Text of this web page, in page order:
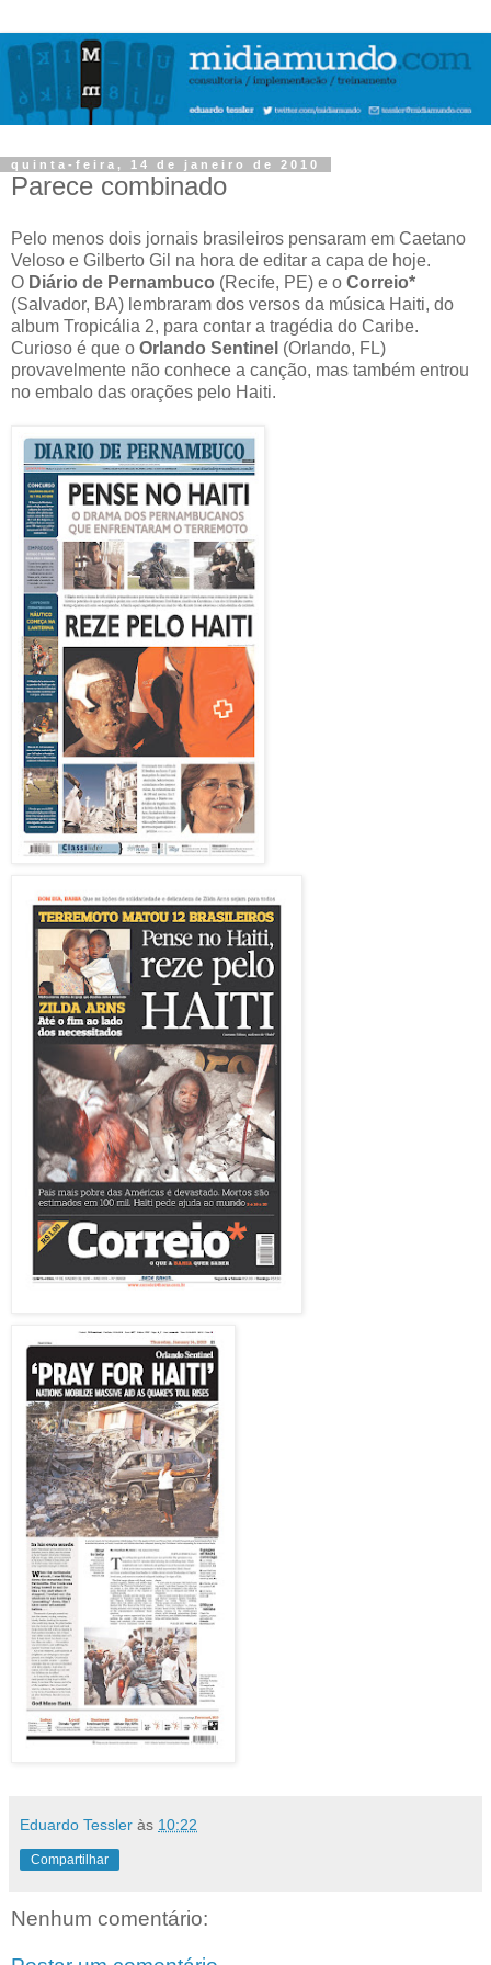
quinta-feira, 14 de janeiro de 2010
Parece combinado
Pelo menos dois jornais brasileiros pensaram em Caetano
Veloso e Gilberto Gil na hora de editar a capa de hoje.
O Diário de Pernambuco (Recife, PE) e o Correio*
(Salvador, BA) lembraram dos versos da música Haiti, do
album Tropicália 2, para contar a tragédia do Caribe.
Curioso é que o Orlando Sentinel (Orlando, FL)
provavelmente não conhece a canção, mas também entrou
no embalo das orações pelo Haiti.
Eduardo Tessler às 10:22
Compartilhar
Nenhum comentário: